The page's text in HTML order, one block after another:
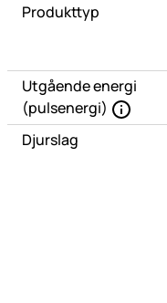
Produkttyp
Utgående energi
(pulsenergi)
Djurslag